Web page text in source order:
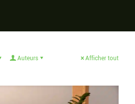
Auteurs Afficher tout